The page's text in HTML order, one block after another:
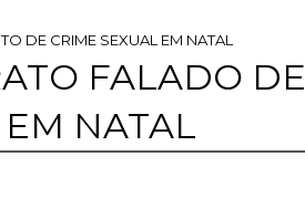
DE CRIME SEXUAL EM NATAL
FALADO DE
NATAL